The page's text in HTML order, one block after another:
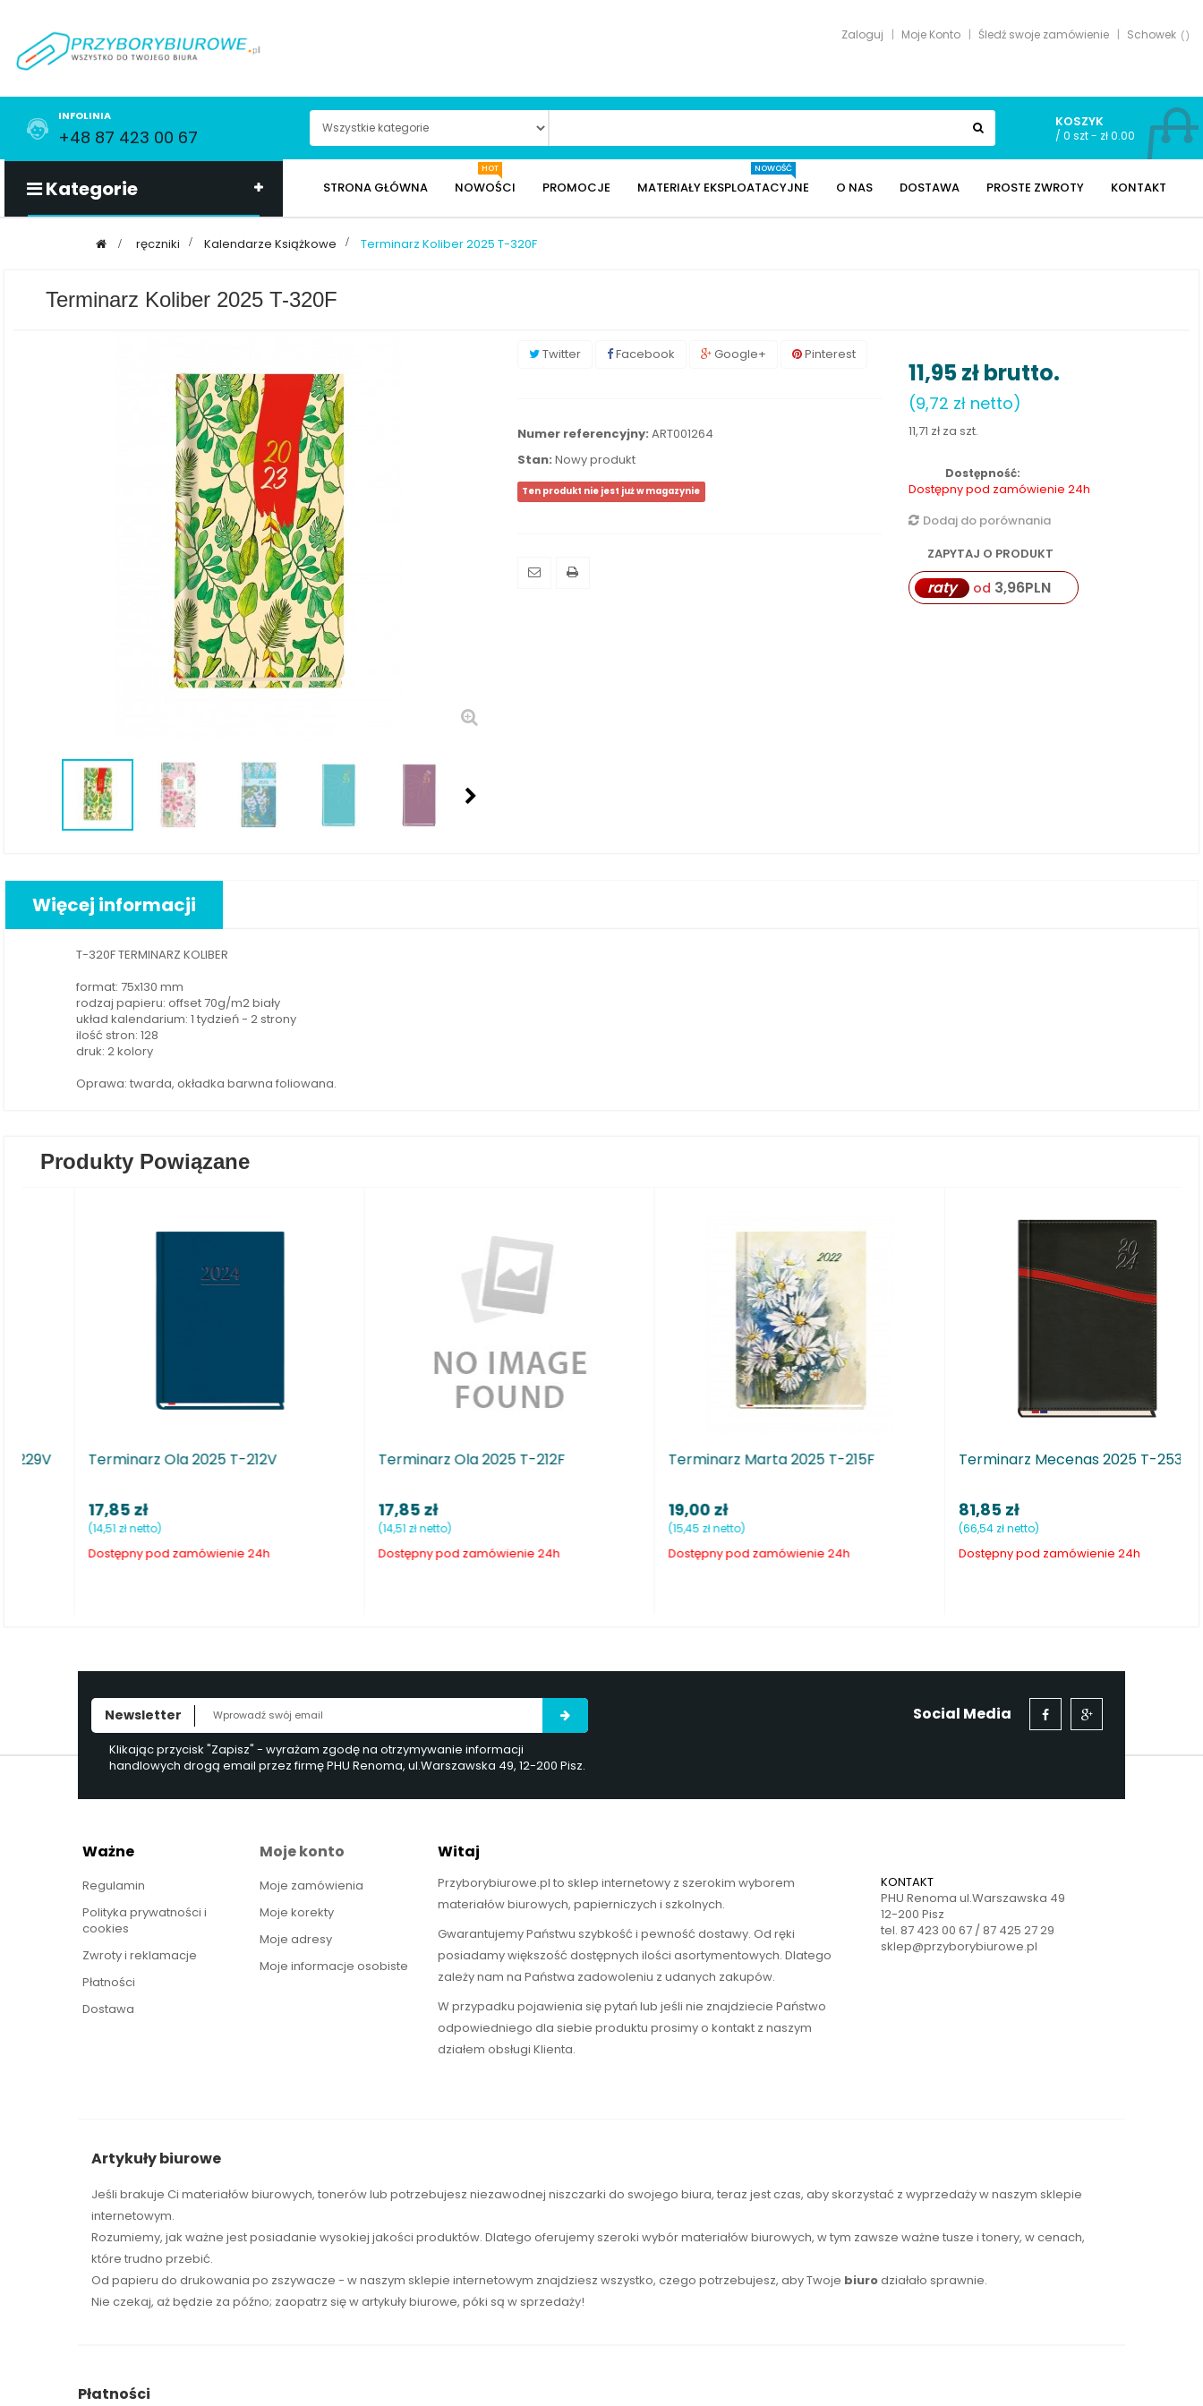
Zaloguj Moje Konto Śledź swoje zamówienie Schowek
INFOLINIA
+48 87 423 00 67
KOSZYK
/ 0 szt - zł 0.00
Kategorie STRONA GŁÓWNA NOWOŚCI
HOT
PROMOCJE MATERIAŁY EKSPLOATACYJNE
NOWOŚĆ
O NAS DOSTAWA PROSTE ZWROTY KONTAKT
> ręczniki > Kalendarze Książkowe > Terminarz Koliber 2025 T-320F
Terminarz Koliber 2025 T-320F
Twitter Facebook Google+ Pinterest
Numer referencyjny: ART001264
Stan: Nowy produkt
Ten produkt nie jest już w magazynie
11,95 złbrutto.
(9,72 zł netto)
11,71 zł za szt.
Dostępność:
Dostępny pod zamówienie 24h
Dodaj do porównania
ZAPYTAJ O PRODUKT
raty od 3,96PLN
Więcej informacji
T-320F TERMINARZ KOLIBER
format: 75x130 mm
rodzaj papieru: offset 70g/m2 biały
układ kalendarium: 1 tydzień - 2 strony
ilość stron: 128
druk: 2 kolory
Oprawa: twarda, okładka barwna foliowana.
Produkty Powiązane
Terminarz Ola 2025 T-212F
17,85 zł
(14,51 zł netto)
Dostępny pod zamówienie 24h
Terminarz Marta 2025 T-215F
19,00 zł
(15,45 zł netto)
Dostępny pod zamówienie 24h
Terminarz Mecenas 2025 T-253K
81,85 zł
(66,54 zł netto)
Dostępny pod zamówienie 24h
Terminarz Menedżera 2025 T-203V
43,00 zł
(34,96 zł netto)
Dostępny pod zamówienie 24h
Newsletter
Klikając przycisk "Zapisz" - wyrażam zgodę na otrzymywanie informacji
handlowych drogą email przez firmę PHU Renoma, ul.Warszawska 49, 12-200 Pisz.
Social Media
Ważne
Regulamin
Polityka prywatności i
cookies
Zwroty i reklamacje
Płatności
Dostawa
Moje konto
Moje zamówienia
Moje korekty
Moje adresy
Moje informacje osobiste
Witaj
Przyborybiurowe.pl to sklep internetowy z szerokim wyborem
materiałów biurowych, papierniczych i szkolnych.
Gwarantujemy Państwu szybkość i pewność dostawy. Od ręki
posiadamy większość dostępnych ilości asortymentowych. Dlatego
zależy nam na Państwa zadowoleniu z udanych zakupów.
W przypadku pojawienia się pytań lub jeśli nie znajdziecie Państwo
odpowiedniego dla siebie produktu prosimy o kontakt z naszym
działem obsługi Klienta.
KONTAKT
PHU Renoma ul.Warszawska 49
12-200 Pisz
tel. 87 423 00 67 / 87 425 27 29
sklep@przyborybiurowe.pl
Artykuły biurowe
Jeśli brakuje Ci materiałów biurowych, tonerówlub potrzebujesz niezawodnej niszczarki do swojego biura, teraz jest czas, aby skorzystać z wyprzedaży w naszym sklepie
internetowym.
Rozumiemy, jak ważne jest posiadanie wysokiej jakości produktów. Dlatego oferujemy szeroki wybór materiałów biurowych, w tym zawsze ważne tusze i tonery, w cenach,
które trudno przebić.
Od papieru do drukowania po zszywacze - w naszym sklepie internetowym znajdziesz wszystko, czego potrzebujesz, aby Twoje biurodziałało sprawnie.
Nie czekaj, aż będzie za późno; zaopatrz się w artykuły biurowe, póki są w sprzedaży!
Płatności